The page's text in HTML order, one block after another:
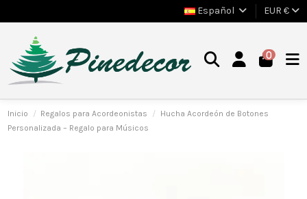
Español EUR €
0
Inicio Regalos para Acordeonistas
Hucha Acordeón de Botones
Personalizada – Regalo para Músicos